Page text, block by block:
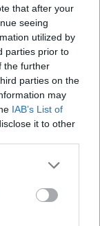
that after your
seeing
utilized by
parties prior to
the further
parties on the
may
IAB’s List of
it to other